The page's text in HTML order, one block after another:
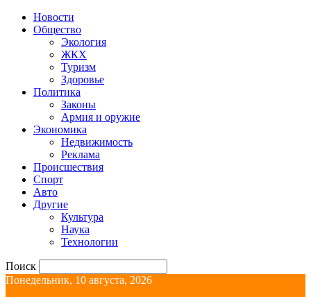
Новости
Общество
Экология
ЖКХ
Туризм
Здоровье
Политика
Законы
Армия и оружие
Экономика
Недвижимость
Реклама
Происшествия
Спорт
Авто
Другие
Культура
Наука
Технологии
Поиск
Понедельник, 10 августа, 2026